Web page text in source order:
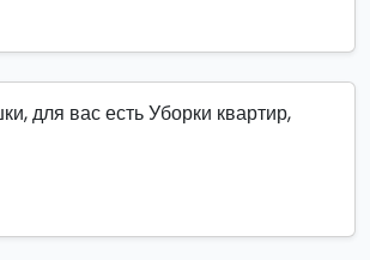
для вас есть Уборки квартир,